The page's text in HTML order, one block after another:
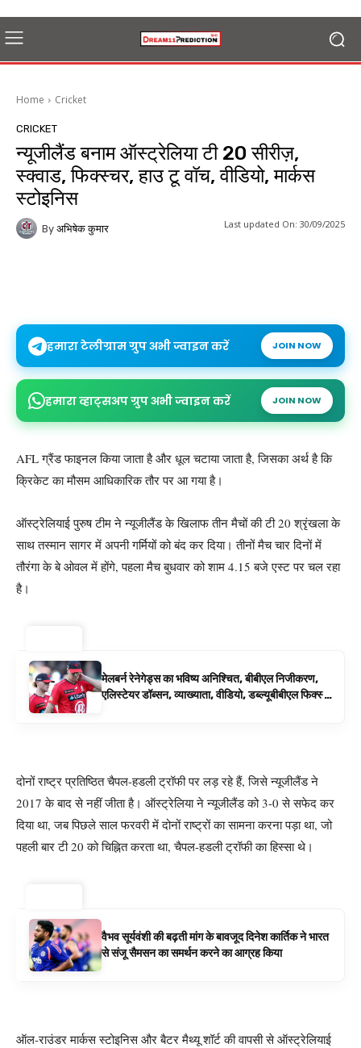
Home Cricket
CRICKET
न्यूजीलैंड बनाम ऑस्ट्रेलिया टी 20 सीरीज़,
स्क्वाड, फिक्स्चर, हाउ टू वॉच, वीडियो, मार्कस
स्टोइनिस
By अभिषेक कुमार Last updated On: 30/09/2025
हमारा टेलीग्राम ग्रुप अभी ज्वाइन करें JOIN NOW
हमारा व्हाट्सअप ग्रुप अभी ज्वाइन करें JOIN NOW
AFL ग्रैंड फाइनल किया जाता है और धूल चटाया जाता है, जिसका अर्थ है कि
क्रिकेट का मौसम आधिकारिक तौर पर आ गया है।
ऑस्ट्रेलियाई पुरुष टीम ने न्यूजीलैंड के खिलाफ तीन मैचों की टी 20 श्रृंखला के
साथ तस्मान सागर में अपनी गर्मियों को बंद कर दिया। तीनों मैच चार दिनों में
तौरंगा के बे ओवल में होंगे, पहला मैच बुधवार को शाम 4.15 बजे एस्ट पर चल रहा
है।
मेलबर्न रेनेगेड्स का भविष्य अनिश्चित, बीबीएल निजीकरण,
एलिस्टेयर डॉब्सन, व्याख्याता, वीडियो, डब्ल्यूबीबीएल फिक्स्चर
दोनों राष्ट्र प्रतिष्ठित चैपल-हडली ट्रॉफी पर लड़ रहे हैं, जिसे न्यूजीलैंड ने
2017 के बाद से नहीं जीता है। ऑस्ट्रेलिया ने न्यूजीलैंड को 3-0 से सफेद कर
दिया था, जब पिछले साल फरवरी में दोनों राष्ट्रों का सामना करना पड़ा था, जो
पहली बार टी 20 को चिह्नित करता था, चैपल-हडली ट्रॉफी का हिस्सा थे।
वैभव सूर्यवंशी की बढ़ती मांग के बावजूद दिनेश कार्तिक ने भारत
से संजू सैमसन का समर्थन करने का आग्रह किया
ऑल-राउंडर मार्कस स्टोइनिस और बैटर मैथ्यू शॉर्ट की वापसी से ऑस्ट्रेलियाई